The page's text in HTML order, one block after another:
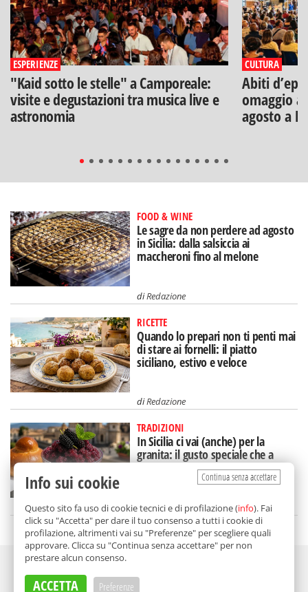
ESPERIENZE
"Kaid sotto le stelle" a Camporeale:
visite e degustazioni tra musica live e
astronomia
CULTURA
Abiti
omaggio
agosto a
FOOD & WINE
Le sagre da non perdere ad agosto
in Sicilia: dalla salsiccia ai
maccheroni fino al melone
diRedazione
RICETTE
Quando lo prepari non ti penti mai
di stare ai fornelli: il piatto
siciliano, estivo e veloce
diRedazione
TRADIZIONI
In Sicilia ci vai (anche) per la
granita: il gusto speciale che a
Catania mangi a colazione
diNicoletta Dammone Sessa
Continua senza accettare
Info sui cookie
Questo sito fa uso di cookie tecnici e di profilazione (info). Fai
click su "Accetta" per dare il tuo consenso a tutti i cookie di
profilazione, altrimenti vai su "Preferenze" per scegliere quali
approvare. Clicca su "Continua senza accettare" per non
prestare alcun consenso.
ACCETTA Preferenze